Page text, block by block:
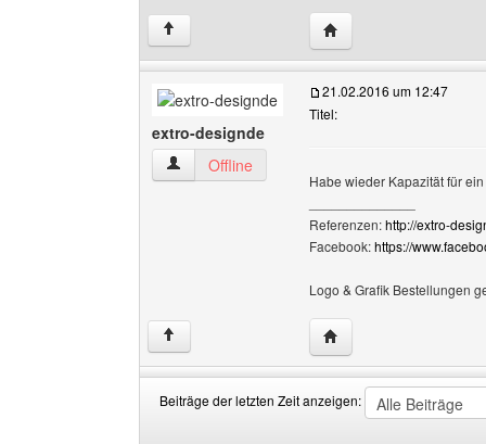
↑ Website dieses
extro-designde
extro-designde Benutzer-Profile anzeigen
Offline
21.02.2016 um 12:47
Titel:
Habe wieder Kapazität für
Referenzen:http://extro-
Facebook:https://
Logo & Grafik Bestellungen
↑ Website dieses
Beiträge der letzten Zeit anzeigen: